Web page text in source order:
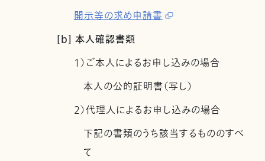
開示等の求め申請書
[b] 本人確認書類
1）ご本人によるお申し込みの場合
本人の公的証明書（写し）
2）代理人によるお申し込みの場合
下記の書類のうち該当するもののすべ
て